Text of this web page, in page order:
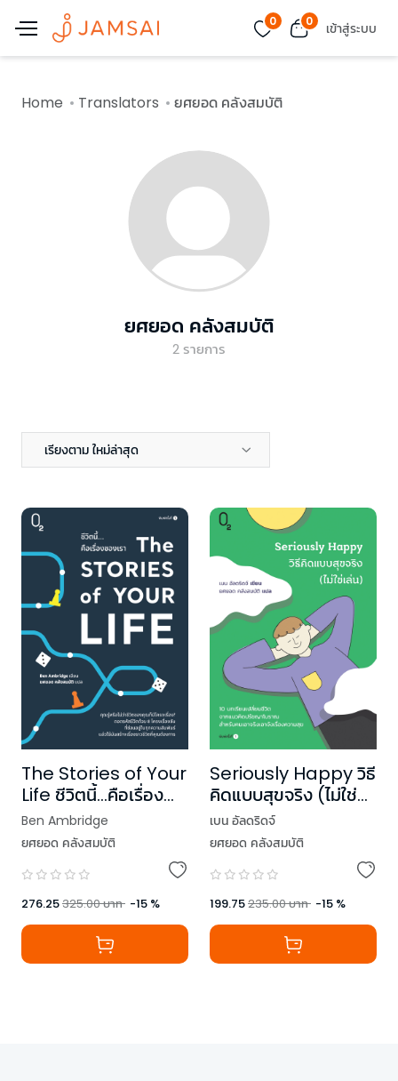
0 0 เข้าสู่ระบบ
Home Translators ยศยอด คลังสมบัติ
ยศยอด คลังสมบัติ
2รายการ
เรียงตาม ใหม่ล่าสุด
The Stories of Your
Life ชีวิตนี้…คือเรื่อง
ของเรา
Ben Ambridge
ยศยอด คลังสมบัติ
276.25325.00บาท -15 %
Seriously Happy วิธี
คิดแบบสุขจริง (ไม่ใช่
เล่น)
เบน อัลดริดจ์
ยศยอด คลังสมบัติ
199.75235.00บาท -15 %